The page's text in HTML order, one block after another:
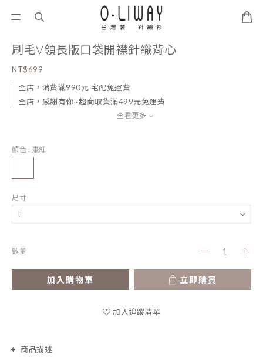
刷毛V領長版口袋開襟針織背心
NT$699
全店，消費滿990元 宅配免運費
全店，感謝有你~超商取貨滿499元免運費
查看更多
顏色 : 棗紅
尺寸
數量
加入購物車 立即購買
加入追蹤清單
商品描述